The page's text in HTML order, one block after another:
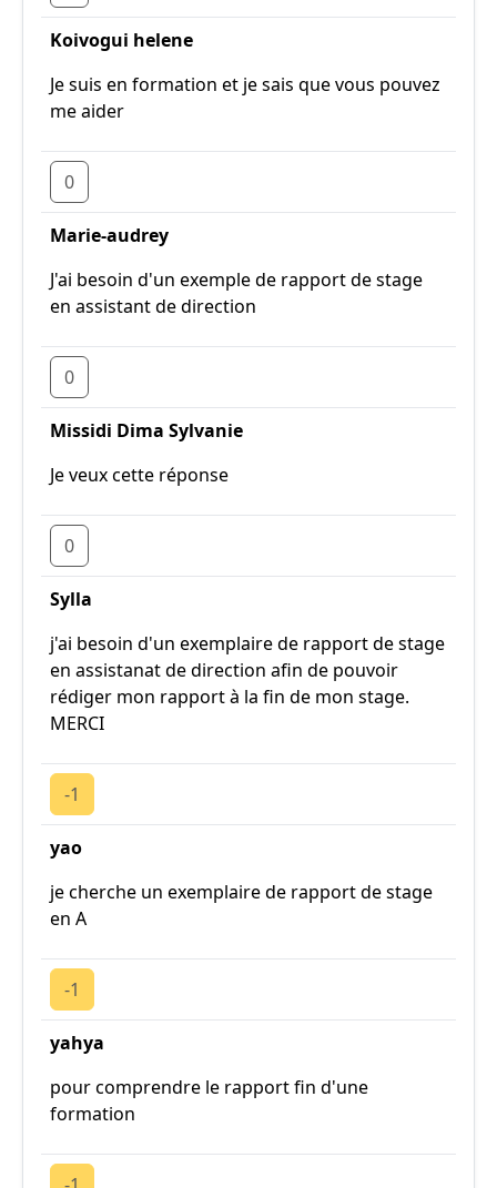
Koivogui helene
Je suis en formation et je sais que vous pouvez
me aider
0
Marie-audrey
J'ai besoin d'un exemple de rapport de stage
en assistant de direction
0
Missidi Dima Sylvanie
Je veux cette réponse
0
Sylla
j'ai besoin d'un exemplaire de rapport de stage
en assistanat de direction afin de pouvoir
rédiger mon rapport à la fin de mon stage.
MERCI
-1
yao
je cherche un exemplaire de rapport de stage
en A
-1
yahya
pour comprendre le rapport fin d'une
formation